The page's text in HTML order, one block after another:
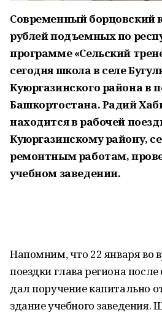
Современный борцовский
рублей подъемных по
программе «Сельский
сегодня школа в селе
Куюргазинского района в
Башкортостана. Радий
находится в рабочей
Куюргазинскому району,
ремонтным работам,
учебном заведении.
Напомним, что 22 января во
поездки глава региона
дал поручение капитально
здание учебного заведения.